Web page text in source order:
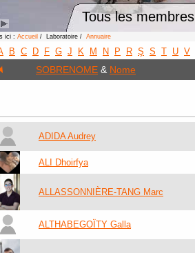
Tous les membres
ici : Accueil / Laboratoire / Annuaire
B C D F G J K M N P R Ş S T U V
SOBRENOME & Nome
ADIDA Audrey
ALI Dhoirfya
ALLASSONNIÈRE-TANG Marc
ALTHABEGOÏTY Galla